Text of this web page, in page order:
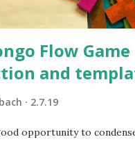
Flow Game
and
2.7.19
opportunity to